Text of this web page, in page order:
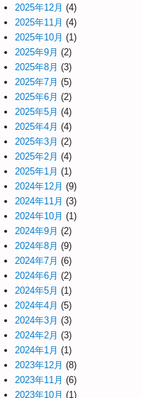
2025年12月 (4)
2025年11月 (4)
2025年10月 (1)
2025年9月 (2)
2025年8月 (3)
2025年7月 (5)
2025年6月 (2)
2025年5月 (4)
2025年4月 (4)
2025年3月 (2)
2025年2月 (4)
2025年1月 (1)
2024年12月 (9)
2024年11月 (3)
2024年10月 (1)
2024年9月 (2)
2024年8月 (9)
2024年7月 (6)
2024年6月 (2)
2024年5月 (1)
2024年4月 (5)
2024年3月 (3)
2024年2月 (3)
2024年1月 (1)
2023年12月 (8)
2023年11月 (6)
2023年10月 (1)